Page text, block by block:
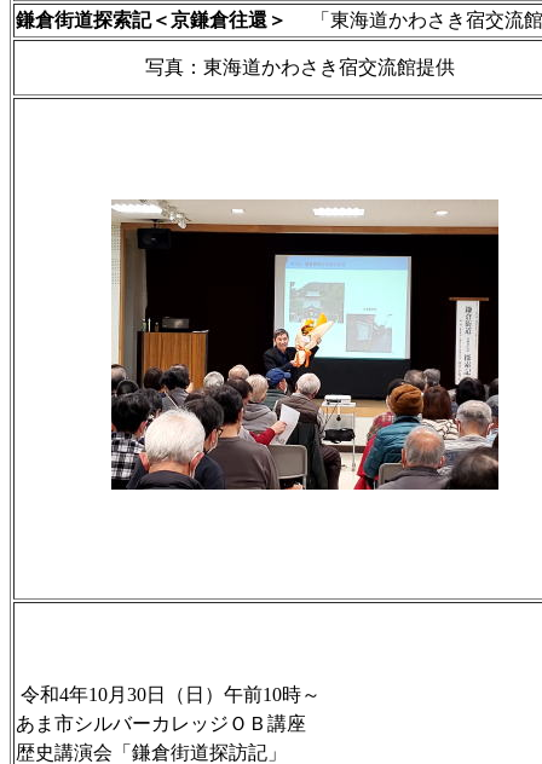
鎌倉街道探索記＜京鎌倉往還＞ 「東海道かわさき宿交
写真：東海道かわさき宿交流館提供
令和4年10月30日（日）午前10時～
あま市シルバーカレッジＯＢ講座
歴史講演会「鎌倉街道探訪記」